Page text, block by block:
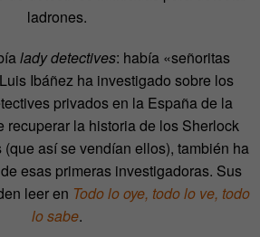
ladrones.
lady detectives: había «señoritas
Ibáñez ha investigado sobre los
privados en la España de la
recuperar la historia de los Sherlock
así se vendían ellos), también ha
esas primeras investigadoras. Sus
leer en Todo lo oye, todo lo ve, todo
lo sabe.